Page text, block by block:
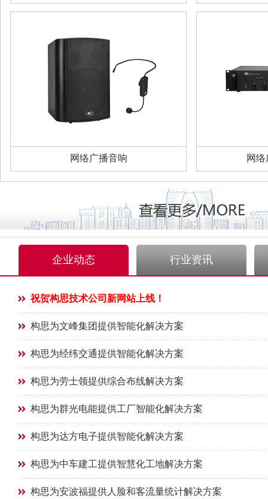
网络广播音响 网
企业动态 行业资讯
祝贺构思技术公司新网站上线！
构思为文峰集团提供智能化解决方案
构思为经纬交通提供智能化解决方案
构思为劳士领提供综合布线解决方案
构思为群光电能提供工厂智能化解决方案
构思为达方电子提供智能化解决方案
构思为中车建工提供智慧化工地解决方案
构思为安波福提供人脸和客流量统计解决方案